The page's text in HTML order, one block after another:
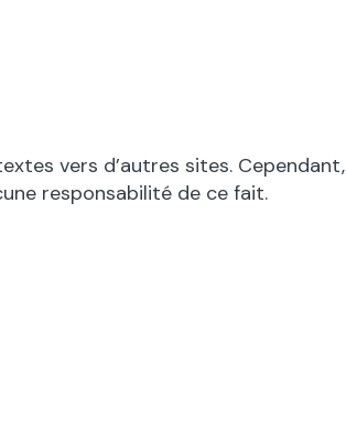
vers d’autres sites. Cependant,
responsabilité de ce fait.